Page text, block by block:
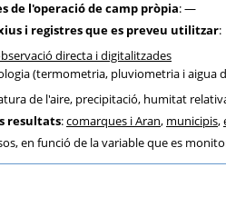
de l'operació de camp pròpia: —
i registres que es preveu utilitzar:
directa i digitalitzades
(termometria, pluviometria i aigua
de l'aire, precipitació, humitat
resultats:comarques i Aran, municipis,
en funció de la variable que es